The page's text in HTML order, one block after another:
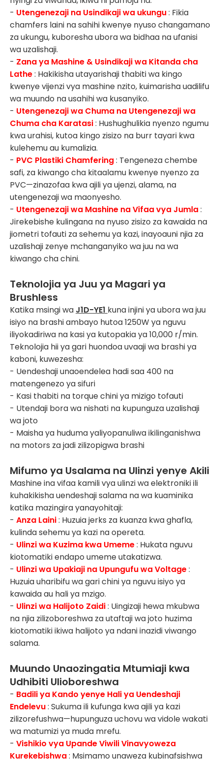
- Utengenezaji na Usindikaji wa ukungu: Fikia
chamfers laini na sahihi kwenye nyuso changamano
za ukungu, kuboresha ubora wa bidhaa na ufanisi
wa uzalishaji.
- Zana ya Mashine & Usindikaji wa Kitanda cha
Lathe: Hakikisha utayarishaji thabiti wa kingo
kwenye vijenzi vya mashine nzito, kuimarisha uadilifu
wa muundo na usahihi wa kusanyiko.
- Utengenezaji wa Chuma na Utengenezaji wa
Chuma cha Karatasi: Hushughulikia nyenzo ngumu
kwa urahisi, kutoa kingo zisizo na burr tayari kwa
kulehemu au kumalizia.
- PVC Plastiki Chamfering: Tengeneza chembe
safi, za kiwango cha kitaalamu kwenye nyenzo za
PVC—zinazofaa kwa ajili ya ujenzi, alama, na
utengenezaji wa maonyesho.
- Utengenezaji wa Mashine na Vifaa vya Jumla:
Jirekebishe kulingana na nyuso zisizo za kawaida na
jiometri tofauti za sehemu ya kazi, inayoauni njia za
uzalishaji zenye mchanganyiko wa juu na wa
kiwango cha chini.
Teknolojia ya Juu ya Magari ya
Brushless
Katika msingi wa J1D-YE1 kuna injini ya ubora wa juu
isiyo na brashi ambayo hutoa 1250W ya nguvu
iliyokadiriwa na kasi ya kutopakia ya 10,000 r/min.
Teknolojia hii ya gari huondoa uvaaji wa brashi ya
kaboni, kuwezesha:
- Uendeshaji unaoendelea hadi saa 400 na
matengenezo ya sifuri
- Kasi thabiti na torque chini ya mizigo tofauti
- Utendaji bora wa nishati na kupunguza uzalishaji
wa joto
- Maisha ya huduma yaliyopanuliwa ikilinganishwa
na motors za jadi zilizopigwa brashi
Mifumo ya Usalama na Ulinzi yenye Akili
Mashine ina vifaa kamili vya ulinzi wa elektroniki ili
kuhakikisha uendeshaji salama na wa kuaminika
katika mazingira yanayohitaji:
- Anza Laini: Huzuia jerks za kuanza kwa ghafla,
kulinda sehemu ya kazi na opereta.
- Ulinzi wa Kuzima kwa Umeme: Hukata nguvu
kiotomatiki endapo umeme utakatizwa.
- Ulinzi wa Upakiaji na Upungufu wa Voltage:
Huzuia uharibifu wa gari chini ya nguvu isiyo ya
kawaida au hali ya mzigo.
- Ulinzi wa Halijoto Zaidi: Uingizaji hewa mkubwa
na njia zilizoboreshwa za utaftaji wa joto huzima
kiotomatiki ikiwa halijoto ya ndani inazidi viwango
salama.
Muundo Unaozingatia Mtumiaji kwa
Udhibiti Ulioboreshwa
- Badili ya Kando yenye Hali ya Uendeshaji
Endelevu: Sukuma ili kufunga kwa ajili ya kazi
zilizorefushwa—hupunguza uchovu wa vidole wakati
wa matumizi ya muda mrefu.
- Vishikio vya Upande Viwili Vinavyoweza
Kurekebishwa: Msimamo unaweza kubinafsishwa